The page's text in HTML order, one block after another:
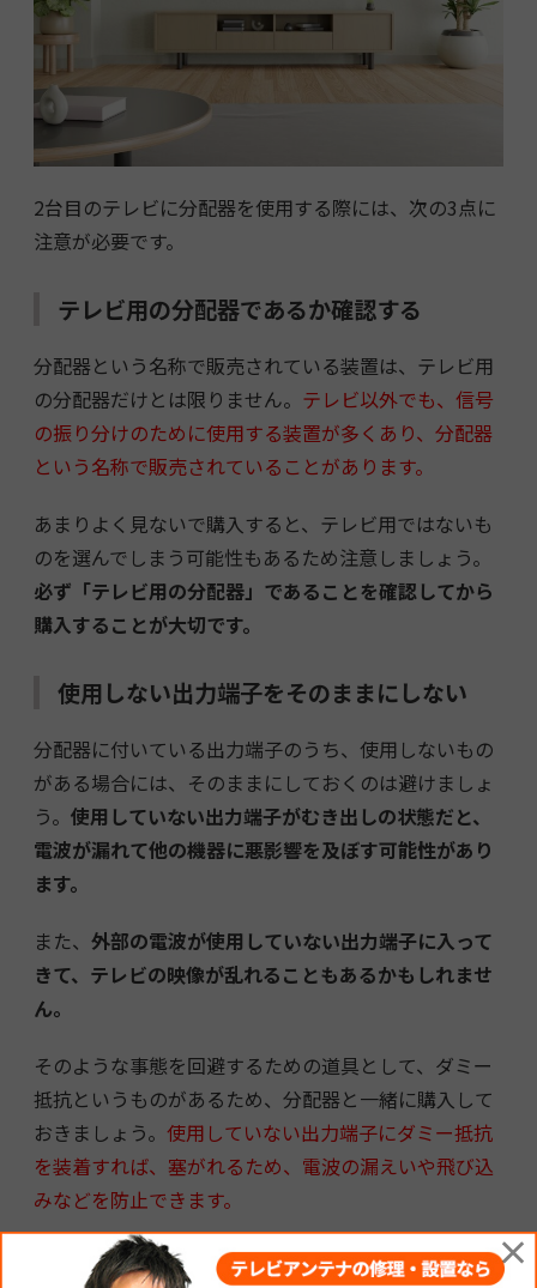
2台目のテレビに分配器を使用する際には、次の3点に
注意が必要です。
テレビ用の分配器であるか確認する
分配器という名称で販売されている装置は、テレビ用
の分配器だけとは限りません。 テレビ以外でも、信号
の振り分けのために使用する装置が多くあり、分配器
という名称で販売されていることがあります。
あまりよく見ないで購入すると、テレビ用ではないも
のを選んでしまう可能性もあるため注意しましょう。
必ず「テレビ用の分配器」であることを確認してから
購入することが大切です。
使用しない出力端子をそのままにしない
分配器に付いている出力端子のうち、使用しないもの
がある場合には、そのままにしておくのは避けましょ
う。 使用していない出力端子がむき出しの状態だと、
電波が漏れて他の機器に悪影響を及ぼす可能性があり
ます。
また、 外部の電波が使用していない出力端子に入って
きて、テレビの映像が乱れることもあるかもしれませ
ん。
そのような事態を回避するための道具として、ダミー
抵抗というものがあるため、分配器と一緒に購入して
おきましょう。 使用していない出力端子にダミー抵抗
を装着すれば、塞がれるため、電波の漏えいや飛び込
みなどを防止できます。
分配器よりテレビ側にブースターを設置し ×